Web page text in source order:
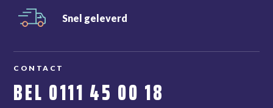
Snel geleverd
CONTACT
BEL 0111 45 00 18